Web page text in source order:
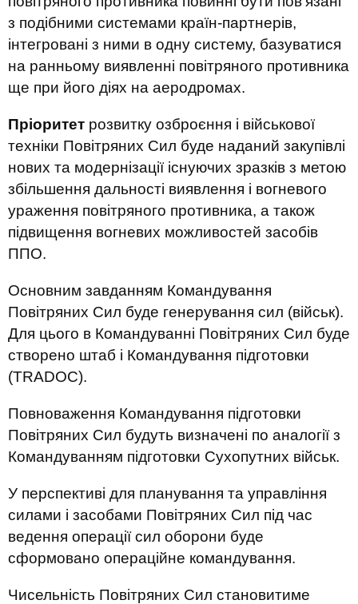
з подібними системами країн-партнерів,
інтегровані з ними в одну систему, базуватися
на ранньому виявленні повітряного противника
ще при його діях на аеродромах.
Пріоритет розвитку озброєння і військової
техніки Повітряних Сил буде наданий закупівлі
нових та модернізації існуючих зразків з метою
збільшення дальності виявлення і вогневого
ураження повітряного противника, а також
підвищення вогневих можливостей засобів
ППО.
Основним завданням Командування
Повітряних Сил буде генерування сил (військ).
Для цього в Командуванні Повітряних Сил буде
створено штаб і Командування підготовки
(TRADOC).
Повноваження Командування підготовки
Повітряних Сил будуть визначені по аналогії з
Командуванням підготовки Сухопутних військ.
У перспективі для планування та управління
силами і засобами Повітряних Сил під час
ведення операції сил оборони буде
сформовано операційне командування.
Чисельність Повітряних Сил становитиме